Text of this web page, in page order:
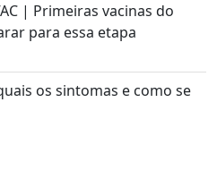
| Primeiras vacinas do
para essa etapa
os sintomas e como se